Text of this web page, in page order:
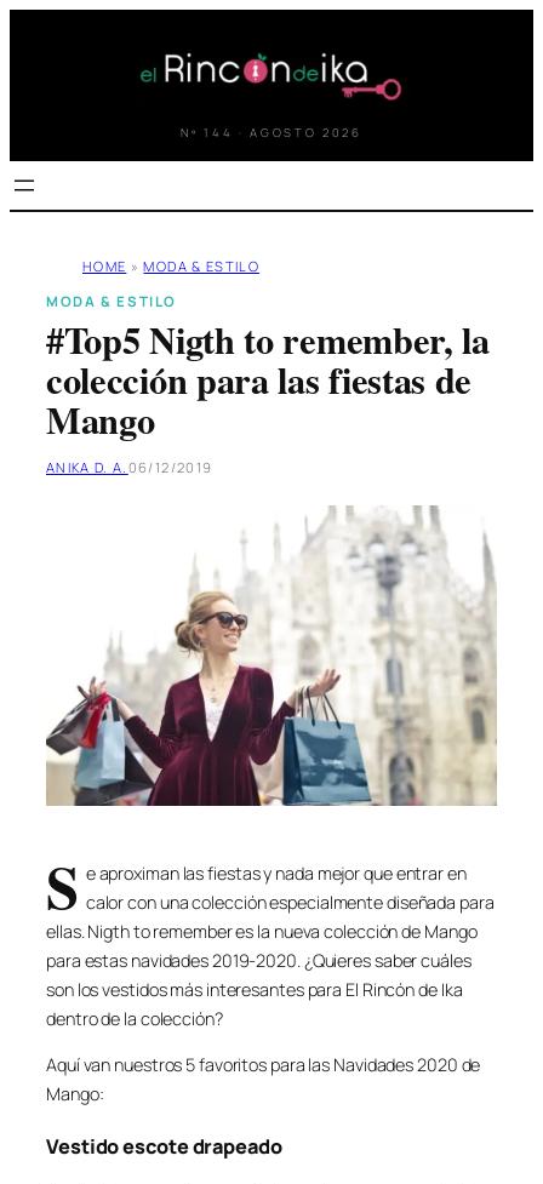
Nº 144 · AGOSTO 2026
HOME » MODA & ESTILO
MODA & ESTILO
#Top5 Nigth to remember, la
colección para las fiestas de
Mango
ANIKA D. A. 06/12/2019
S e aproximan las fiestas y nada mejor que entrar en
calor con una colección especialmente diseñada para
ellas. Nigth to remember es la nueva colección de Mango
para estas navidades 2019-2020. ¿Quieres saber cuáles
son los vestidos más interesantes para El Rincón de Ika
dentro de la colección?
Aquí van nuestros 5 favoritos para las Navidades 2020 de
Mango:
Vestido escote drapeado